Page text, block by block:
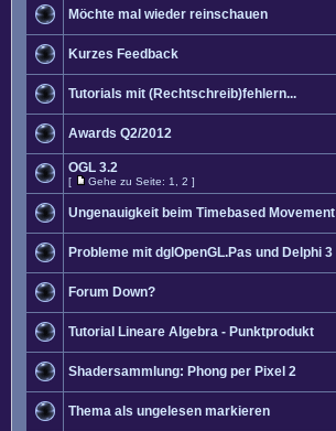
Möchte mal wieder reinschauen
Kurzes Feedback
Tutorials mit (Rechtschreib)fehlern...
Awards Q2/2012
OGL 3.2
[ Gehe zu Seite: 1 2 ]
Ungenauigkeit beim Timebased Movement
Probleme mit dglOpenGL.Pas und Delphi 3
Forum Down?
Tutorial Lineare Algebra - Punktprodukt
Shadersammlung: Phong per Pixel 2
Thema als ungelesen markieren